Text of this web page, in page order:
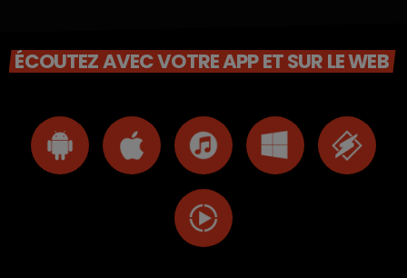
ÉCOUTEZ AVEC VOTRE APP ET SUR LE WEB